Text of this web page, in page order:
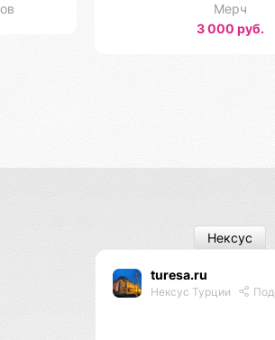
Мерч
3 000 руб.
turesa.ru
Нексус Турции
Нексус